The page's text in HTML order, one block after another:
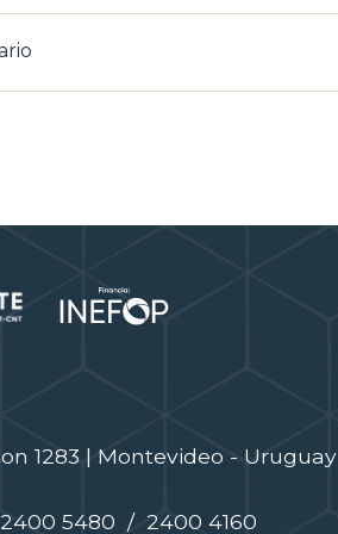
1283 | Montevideo - Uruguay
2400 5480 / 2400 4160